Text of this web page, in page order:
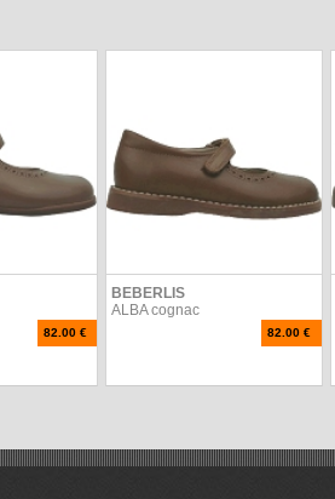
82.00 €
BEBERLIS
ALBA cognac
82.00 €